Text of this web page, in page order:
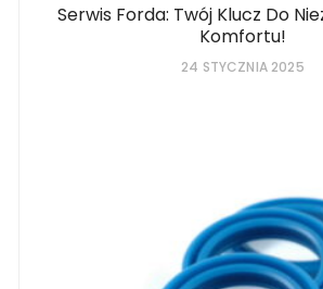
Serwis Forda: Twój Klucz Do
Komfortu!
24 STYCZNIA 2025